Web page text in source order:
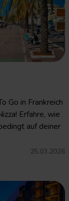
Go in Frankreich
Erfahre, wie
auf deiner
25.03.2026